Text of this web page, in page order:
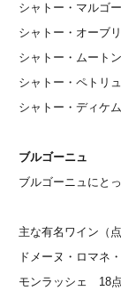
シャトー・マルゴ
シャトー・オーブ
シャトー・ムート
シャトー・ペトリ
シャトー・ディケ
ブルゴーニュ
ブルゴーニュにと
主な有名ワイン（
ドメーヌ・ロマネ
モンラッシェ 18点